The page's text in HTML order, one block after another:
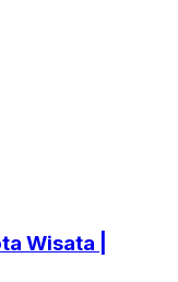
Wisata |